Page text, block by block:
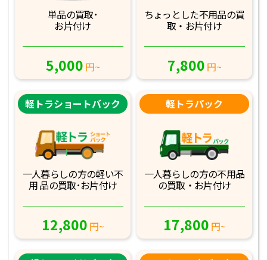
単品の買取･
お片付け
5,000 円~
ちょっとした不用品の買
取・お片付け
7,800 円~
軽トラショートバック
一人暮らしの方の軽い不
用 品の買取･お片付け
12,800 円~
軽トラパック
一人暮らしの方の不用品
の買取・お片付け
17,800 円~